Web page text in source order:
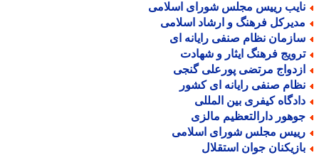
رییس مجلس شورای اسلامی
فرهنگ و ارشاد اسلامی
نظام صنفی رایانه ای
فرهنگ ایثار و شهادت
مرتضی پورعلی گنجی
صنفی رایانه ای کشور
کیفری بین المللی
دارالتعظیم مالزی
مجلس شورای اسلامی
جوان استقلال